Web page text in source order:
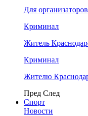
Для
Криминал
Житель
Криминал
Жителю
Пред След
Спорт
Новости